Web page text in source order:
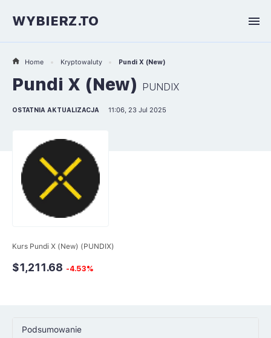
WYBIERZ.TO
Home Kryptowaluty Pundi X (New)
Pundi X (New) PUNDIX
OSTATNIA AKTUALIZACJA 11:06, 23 Jul 2025
Kurs Pundi X (New) (PUNDIX)
$1,211.68 -4.53%
Podsumowanie